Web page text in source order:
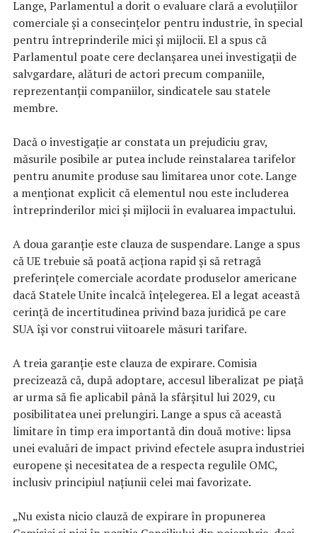
Lange, Parlamentul a dorit o evaluare clară a evoluțiilor
comerciale și a consecințelor pentru industrie, în special
pentru întreprinderile mici și mijlocii. El a spus că
Parlamentul poate cere declanșarea unei investigații de
salvgardare, alături de actori precum companiile,
reprezentanții companiilor, sindicatele sau statele
membre.
Dacă o investigație ar constata un prejudiciu grav,
măsurile posibile ar putea include reinstalarea tarifelor
pentru anumite produse sau limitarea unor cote. Lange
a menționat explicit că elementul nou este includerea
întreprinderilor mici și mijlocii în evaluarea impactului.
A doua garanție este clauza de suspendare. Lange a spus
că UE trebuie să poată acționa rapid și să retragă
preferințele comerciale acordate produselor americane
dacă Statele Unite încalcă înțelegerea. El a legat această
cerință de incertitudinea privind baza juridică pe care
SUA își vor construi viitoarele măsuri tarifare.
A treia garanție este clauza de expirare. Comisia
precizează că, după adoptare, accesul liberalizat pe piață
ar urma să fie aplicabil până la sfârșitul lui 2029, cu
posibilitatea unei prelungiri. Lange a spus că această
limitare în timp era importantă din două motive: lipsa
unei evaluări de impact privind efectele asupra industriei
europene și necesitatea de a respecta regulile OMC,
inclusiv principiul națiunii celei mai favorizate.
„Nu exista nicio clauză de expirare în propunerea